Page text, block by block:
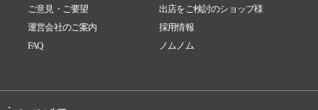
ご意見・ご要望
出店をご検討のショップ様
運営会社のご案内
採用情報
FAQ
ノムノム
-